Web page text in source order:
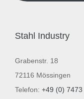
Stahl Industry
Grabenstr. 18
72116 Mössingen
Telefon: +49 (0) 7473